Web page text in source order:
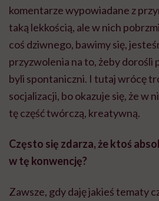
komentarze wypowiadane z
taką lekkością, ale w nich
coś dziwnego, bawimy się,
przyzwolenia na to, żeby dorośli
byli spontaniczni. I tutaj wrócę
socjalizacji, bo okazuje się, że w
tę część twórczą, kreatywną.
Często się zdarza, że ktoś
w tę konwencję?
Zawsze, gdy daję jakieś tematy